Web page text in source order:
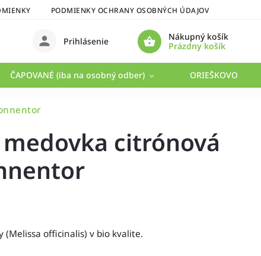
PODMIENKY OCHRANY OSOBNÝCH ÚDAJOV
Nákupný košík
Prázdny košík
Prihlásenie
ČAPOVANÉ (iba na osobný odber) ORIEŠKOVO
citrónová
(Melissa officinalis) v bio kvalite.